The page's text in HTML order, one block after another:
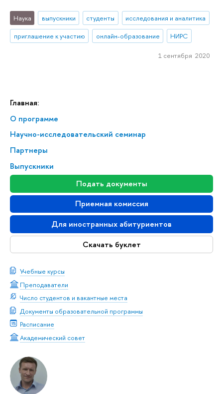
Главная:
О программе
Научно-исследовательский семинар
Партнеры
Выпускники
Подать документы
Приемная комиссия
Для иностранных абитуриентов
Скачать буклет
Учебные курсы
Преподаватели
Число студентов и вакантные места
Документы образовательной программы
Расписание
Академический совет
Наука выпускники студенты
исследования и аналитика
приглашение к участию
онлайн-образование НИРС
1 сентября 2020